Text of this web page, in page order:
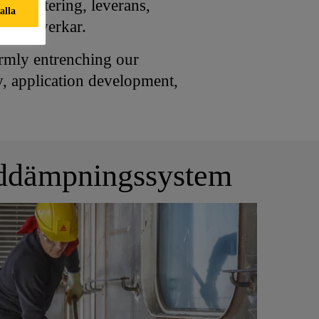
leverans,
verkar.
entrenching our
application development,